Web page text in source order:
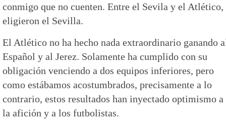
conmigo que no cuenten. Entre el Sevila y el Atlético,
eligieron el Sevilla.
El Atlético no ha hecho nada extraordinario ganando
Español y al Jerez. Solamente ha cumplido con su
obligación venciendo a dos equipos inferiores, pero
como estábamos acostumbrados, precisamente a lo
contrario, estos resultados han inyectado optimismo a
la afición y a los futbolistas.